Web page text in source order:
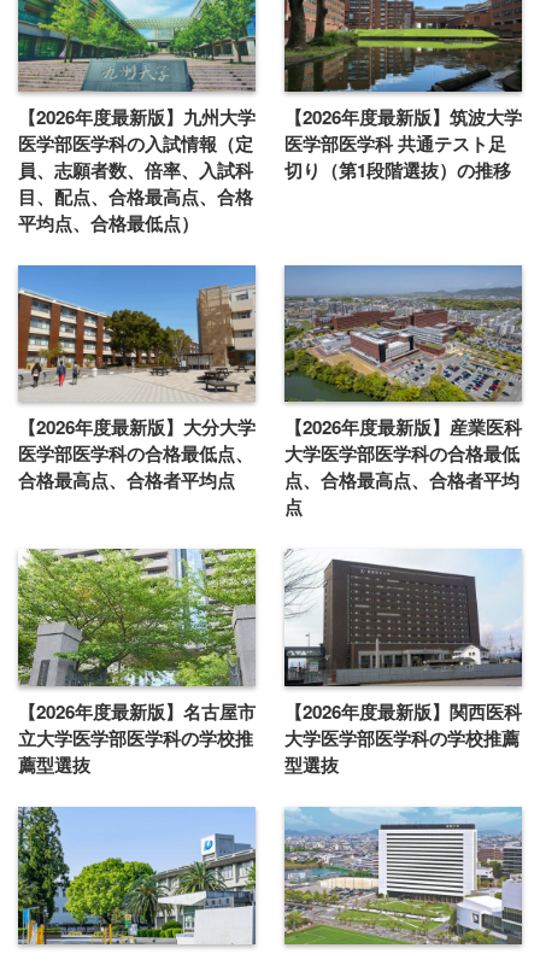
【2026年度最新版】九州大学
医学部医学科の入試情報（定
員、志願者数、倍率、入試科
目、配点、合格最高点、合格
平均点、合格最低点）
【2026年度最新版】筑波大学
医学部医学科 共通テスト足
切り（第1段階選抜）の推移
【2026年度最新版】大分大学
医学部医学科の合格最低点、
合格最高点、合格者平均点
【2026年度最新版】産業医科
大学医学部医学科の合格最低
点、合格最高点、合格者平均
点
【2026年度最新版】名古屋市
立大学医学部医学科の学校推
薦型選抜
【2026年度最新版】関西医科
大学医学部医学科の学校推薦
型選抜